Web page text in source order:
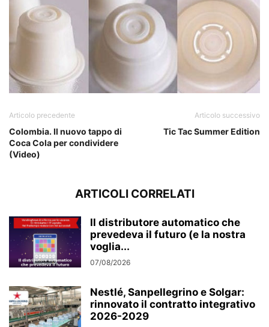
Articolo precedente
Colombia. Il nuovo tappo di
Coca Cola per condividere
(Video)
Articolo successivo
Tic Tac Summer Edition
ARTICOLI CORRELATI
Il distributore automatico che
prevedeva il futuro (e la nostra
voglia...
07/08/2026
Nestlé, Sanpellegrino e Solgar:
rinnovato il contratto integrativo
2026-2029